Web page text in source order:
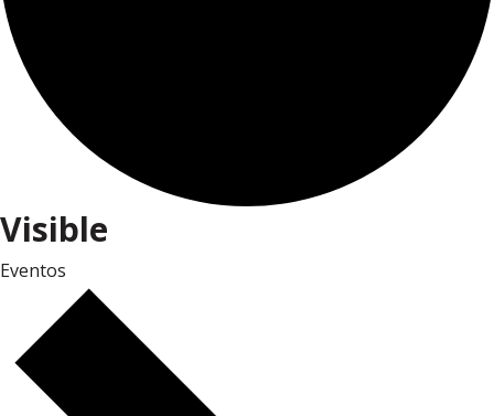
Visible
Eventos